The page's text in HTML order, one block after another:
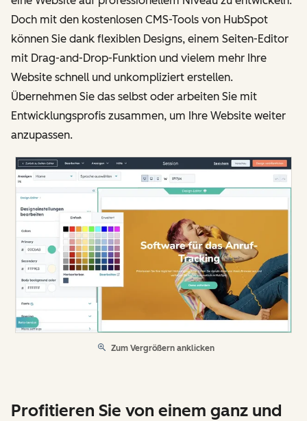
Doch mit den kostenlosen CMS-Tools von HubSpot
können Sie dank flexiblen Designs, einem Seiten-Editor
mit Drag-and-Drop-Funktion und vielem mehr Ihre
Website schnell und unkompliziert erstellen.
Übernehmen Sie das selbst oder arbeiten Sie mit
Entwicklungsprofis zusammen, um Ihre Website weiter
anzupassen.
Zum Vergrößern anklicken
Profitieren Sie von einem ganz und